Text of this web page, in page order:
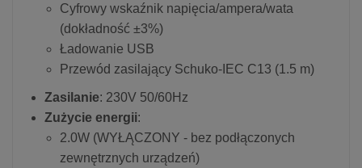
Cyfrowy wskaźnik napięcia/ampera/wata
(dokładność ±3%)
Ładowanie USB
Przewód zasilający Schuko-IEC C13 (1.5 m)
Zasilanie: 230V 50/60Hz
Zużycie energii:
2.0W (WYŁĄCZONY - bez podłączonych
zewnętrznych urządzeń)